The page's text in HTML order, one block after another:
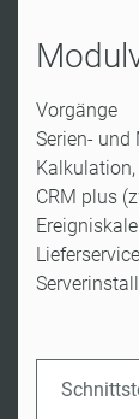
Vorgänge
Serien- und
CRM plus
Lieferservice